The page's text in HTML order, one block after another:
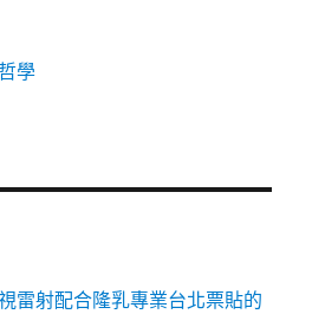
學
雷射配合隆乳專業台北票貼的